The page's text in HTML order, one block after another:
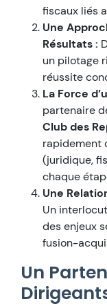
fiscaux liés
Une
Résultats :
un pilotage
réussite
La Force
partenaire
Club des
rapidement
(juridique,
chaque
Une
Un
des enjeux
fusion-
Un